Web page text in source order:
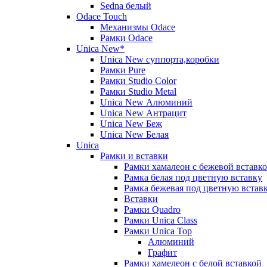
Sedna белый
Odace Touch
Механизмы Odace
Рамки Odace
Unica New*
Unica New суппорта,коробки
Рамки Pure
Рамки Studio Color
Рамки Studio Metal
Unica New Алюминий
Unica New Антрацит
Unica New Беж
Unica New Белая
Unica
Рамки и вставки
Рамки хамалеон с бежевой
Рамка белая под цветную вставку
Рамка бежевая под цветную
Вставки
Рамки Quadro
Рамки Unica Class
Рамки Unica Top
Алюминий
Графит
Рамки хамелеон с белой вставкой